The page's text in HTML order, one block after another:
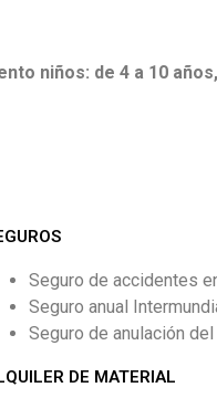
niños: de 4 a 10
Seguro de accidentes
Seguro anual
Seguro de anulación
DE MATERIAL